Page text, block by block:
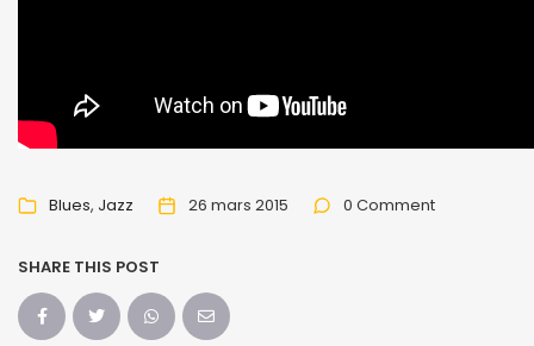
Blues Jazz 26 mars 2015 0 Comment
SHARE THIS POST